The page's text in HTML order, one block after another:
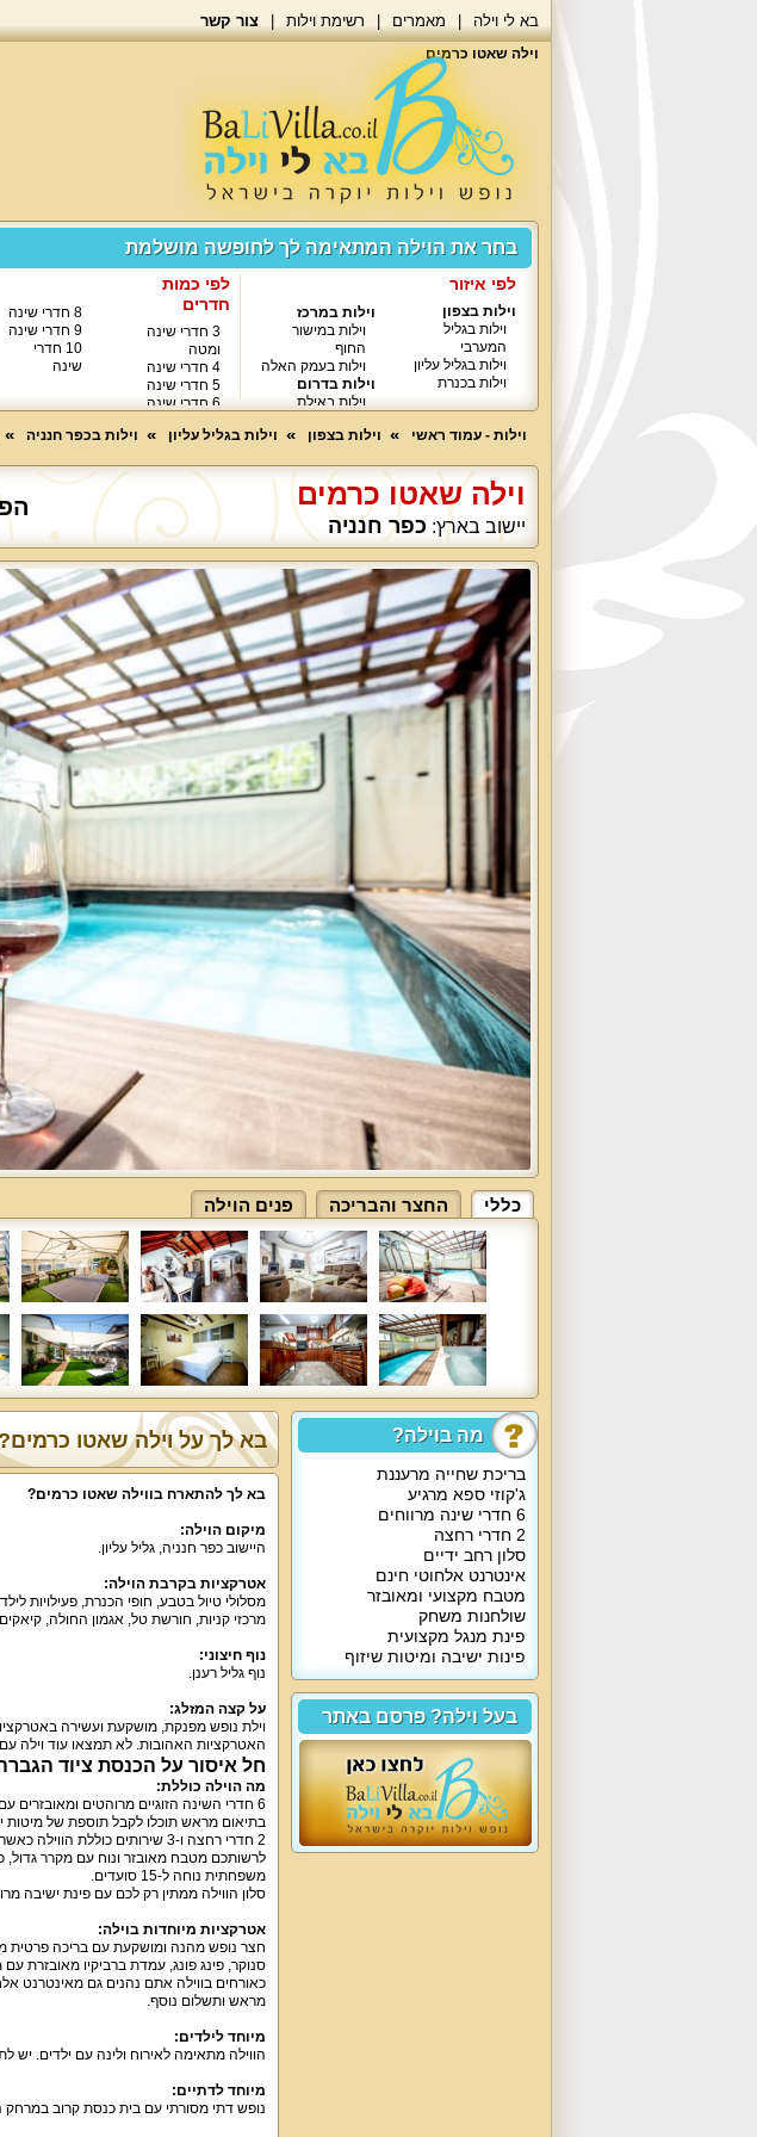
בא לי וילה מאמרים רשימת וילות צור קשר
וילה שאטו כרמים
בחר את הוילה המתאימה לך לחופשה מושלמת
לפי איזור
וילות בצפון
וילות בגליל
המערבי
וילות בגליל עליון
וילות בכנרת
וילות במרכז
וילות במישור
החוף
וילות בעמק האלה
וילות בדרום
וילות באילת
לפי כמות
חדרים
3 חדרי שינה
ומטה
4 חדרי שינה
5 חדרי שינה
6 חדרי שינה
8 חדרי שינה
9 חדרי שינה
10 חדרי
שינה
וילות - עמוד ראשי
וילות בצפון וילות בגליל עליון וילות בכפר חנניה
וילה שאטו כרמים
יישוב בארץ: כפר חנניה
כללי החצר והבריכה פנים הוילה
מה בוילה?
בריכת שחייה מרעננת
ג'קוזי ספא מרגיע
6 חדרי שינה מרווחים
2 חדרי רחצה
סלון רחב ידיים
אינטרנט אלחוטי חינם
מטבח מקצועי ומאובזר
שולחנות משחק
פינת מנגל מקצועית
פינות ישיבה ומיטות שיזוף
בעל וילה? פרסם באתר
בא לך על וילה שאטו
בא לך להתארח בווילה שאטו כרמים?
מיקום הוילה:
היישוב כפר חנניה, גליל עליון.
אטרקציות בקרבת הוילה:
מסלולי טיול בטבע, חופי הכנרת, פעילויות
מרכזי קניות, חורשת טל, אגמון החולה,
נוף חיצוני:
נוף גליל רענן.
על קצה המזלג:
וילת נופש מפנקת, מושקעת ועשירה
האטרקציות האהובות. לא תמצאו עוד וילה
חל איסור על הכנסת ציוד
מה הוילה כוללת:
6 חדרי השינה הזוגיים מרוהטים ומאובזרים
בתיאום מראש תוכלו לקבל תוספת של מיטות
2 חדרי רחצה ו-3 שירותים כוללת הווילה
לרשותכם מטבח מאובזר ונוח עם מקרר גדול,
משפחתית נוחה ל-15 סועדים.
סלון הווילה ממתין רק לכם עם פינת ישיבה
אטרקציות מיוחדות בוילה:
חצר נופש מהנה ומושקעת עם בריכה פרטית
סנוקר, פינג פונג, עמדת ברביקיו מאובזרת עם
כאורחים בווילה אתם נהנים גם מאינטרנט
מראש ותשלום נוסף.
מיוחד לילדים:
הווילה מתאימה לאירוח ולינה עם ילדים. יש
מיוחד לדתיים:
נופש דתי מסורתי עם בית כנסת קרוב במרחק